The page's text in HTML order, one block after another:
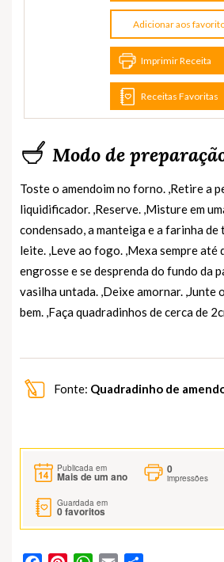
Adicionar aos
Imprimir Receita
Receitas Favoritas
Modo de
Toste o amendoim no forno. ,Retire a
liquidificador. ,Reserve. ,Misture em
condensado, a manteiga e a farinha
leite. ,Leve ao fogo. ,Mexa sempre até
engrosse e se desprenda do fundo da
vasilha untada. ,Deixe amornar. ,Junte
bem. ,Faça quadradinhos de cerca de
Fonte: Quadradinho de
Publicada em
Mais de um ano
0
impressões
Guardada em
0favoritos